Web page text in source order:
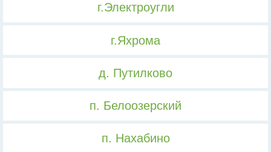
г.Электроугли
г.Яхрома
д. Путилково
п. Белоозерский
п. Нахабино